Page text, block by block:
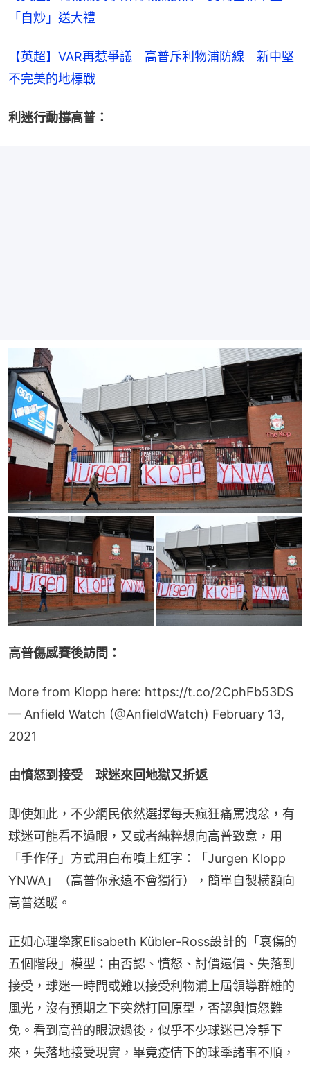
「自炒」送大禮
【英超】VAR再惹爭議　高普斥利物浦防線　新中堅
不完美的地標戰
利迷行動撐高普：
高普傷感賽後訪問：
More from Klopp here: https://t.co/2CphFb53DS
— Anfield Watch (@AnfieldWatch) February 13,
2021
由憤怒到接受　球迷來回地獄又折返
即使如此，不少網民依然選擇每天瘋狂痛罵洩忿，有
球迷可能看不過眼，又或者純粹想向高普致意，用
「手作仔」方式用白布噴上紅字：「Jurgen Klopp
YNWA」（高普你永遠不會獨行），簡單自製橫額向
高普送暖。
正如心理學家Elisabeth Kübler-Ross設計的「哀傷的
五個階段」模型：由否認、憤怒、討價還價、失落到
接受，球迷一時間或難以接受利物浦上屆領導群雄的
風光，沒有預期之下突然打回原型，否認與憤怒難
免。看到高普的眼淚過後，似乎不少球迷已冷靜下
來，失落地接受現實，畢竟疫情下的球季諸事不順，